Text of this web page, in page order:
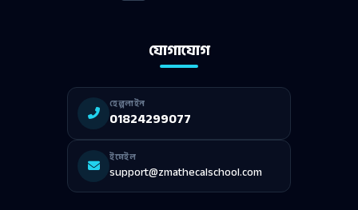
যোগাযোগ
হেল্পলাইন
01824299077
ইমেইল
support@zmathecalschool.com